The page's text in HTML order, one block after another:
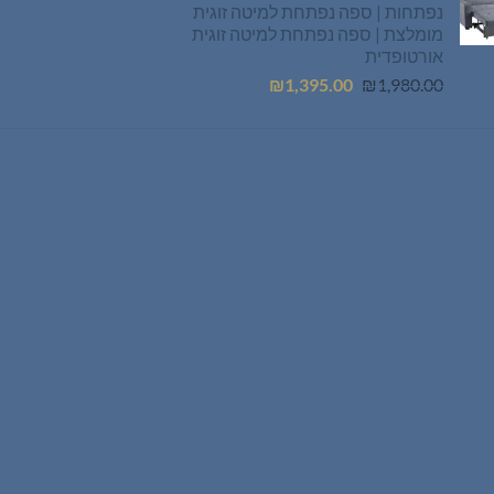
נפתחות | ספה נפתחת למיטה זוגית
מומלצת | ספה נפתחת למיטה זוגית
אורטופדית
₪ 1,980.00
המחיר
₪1,395.00
המחיר